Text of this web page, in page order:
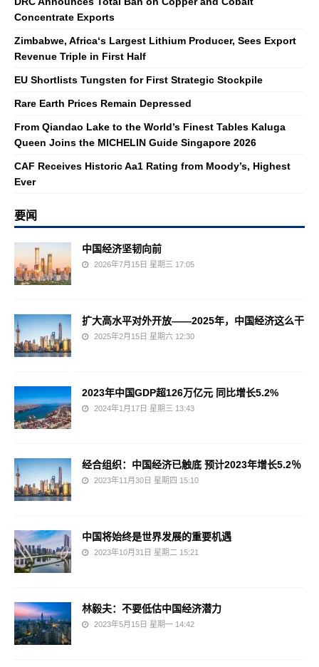
Concentrate Exports
Zimbabwe, Africa‘s Largest Lithium Producer, Sees Export
Revenue Triple in First Half
EU Shortlists Tungsten for First Strategic Stockpile
Rare Earth Prices Remain Depressed
From Qiandao Lake to the World’s Finest Tables Kaluga
Queen Joins the MICHELIN Guide Singapore 2026
CAF Receives Historic Aa1 Rating from Moody’s, Highest
Ever
要闻
中国经济坚韧向前
2026年7月15日 星期三 17:05
扩大高水平对外开放——2025年，中国经济这么干
2025年2月15日 星期六 12:30
2023年中国GDP超126万亿元 同比增长5.2%
2024年1月17日 星期三 13:43
经合组织：中国经济已触底 预计2023年增长5.2％
2023年11月30日 星期四 15:10
中国将始终是世界发展的重要机遇
2023年10月31日 星期二 15:21
林毅夫：不要低估中国经济潜力
2023年5月15日 星期一 14:42